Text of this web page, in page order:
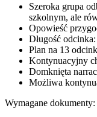
Szeroka grupa
szkolnym, ale
Opowieść
Długość
Plan na 13
Kontynuacyjny
Domknięta
Możliwa
Wymagane dokumenty: